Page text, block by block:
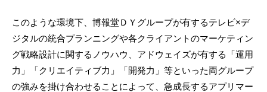
このような環境下、博報堂ＤＹグループが有するテレビ×デ
ジタルの統合プランニングや各クライアントのマーケティン
グ戦略設計に関するノウハウ、アドウェイズが有する「運用
力」「クリエイティブ力」「開発力」等といった両グループ
の強みを掛け合わせることによって、急成長するアプリマー